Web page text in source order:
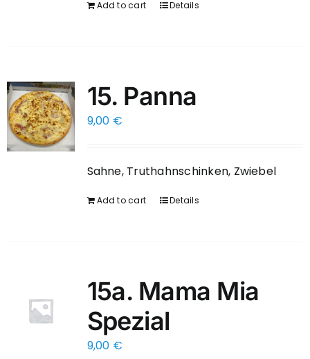
Add to cart Details
15. Panna
9,00 €
Sahne, Truthahnschinken, Zwiebel
Add to cart Details
15a. Mama Mia
Spezial
9,00 €